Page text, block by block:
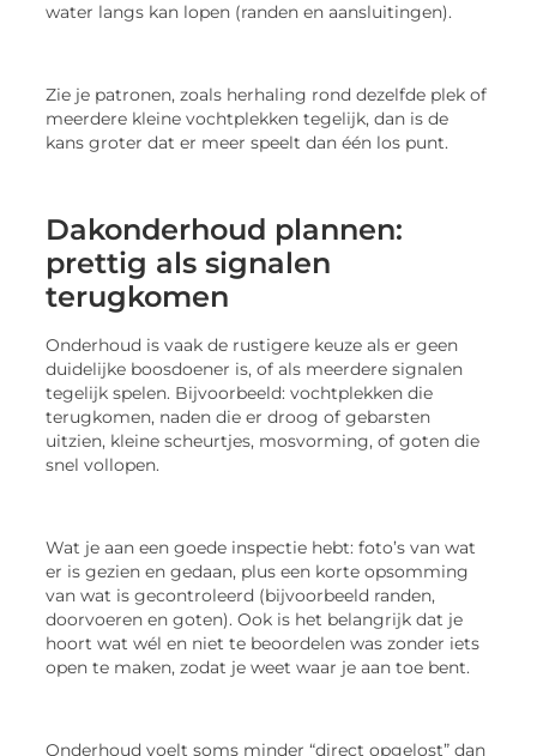
water langs kan lopen (randen en aansluitingen).
Zie je patronen, zoals herhaling rond dezelfde plek of
meerdere kleine vochtplekken tegelijk, dan is de
kans groter dat er meer speelt dan één los punt.
Dakonderhoud plannen:
prettig als signalen
terugkomen
Onderhoud is vaak de rustigere keuze als er geen
duidelijke boosdoener is, of als meerdere signalen
tegelijk spelen. Bijvoorbeeld: vochtplekken die
terugkomen, naden die er droog of gebarsten
uitzien, kleine scheurtjes, mosvorming, of goten die
snel vollopen.
Wat je aan een goede inspectie hebt: foto’s van wat
er is gezien en gedaan, plus een korte opsomming
van wat is gecontroleerd (bijvoorbeeld randen,
doorvoeren en goten). Ook is het belangrijk dat je
hoort wat wél en niet te beoordelen was zonder iets
open te maken, zodat je weet waar je aan toe bent.
Onderhoud voelt soms minder “direct opgelost” dan